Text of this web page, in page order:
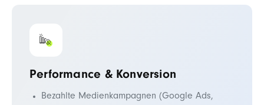
Performance & Konversion
Bezahlte Medienkampagnen (Google Ads,